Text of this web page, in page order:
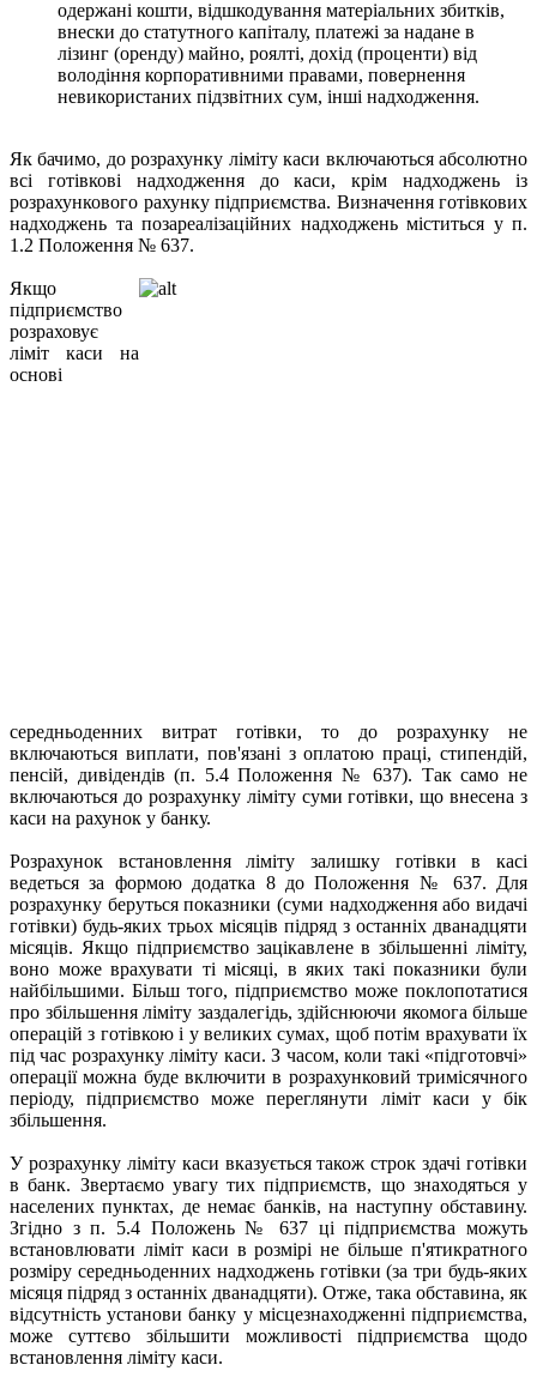
одержані кошти, відшкодування матеріальних збитків,
внески до статутного капіталу, платежі за надане в
лізинг (оренду) майно, роялті, дохід (проценти) від
володіння корпоративними правами, повернення
невикористаних підзвітних сум, інші надходження.
Як бачимо, до розрахунку ліміту каси включаються абсолютно
всі готівкові надходження до каси, крім надходжень із
розрахункового рахунку підприємства. Визначення готівкових
надходжень та позареалізаційних надходжень міститься у п.
1.2 Положення № 637.
Якщо
підприємство
розраховує
ліміт каси на
основі
середньоденних витрат готівки, то до розрахунку не
включаються виплати, пов'язані з оплатою праці, стипендій,
пенсій, дивідендів (п. 5.4 Положення № 637). Так само не
включаються до розрахунку ліміту суми готівки, що внесена з
каси на рахунок у банку.
Розрахунок встановлення ліміту залишку готівки в касі
ведеться за формою додатка 8 до Положення № 637. Для
розрахунку беруться показники (суми надходження або видачі
готівки) будь-яких трьох місяців підряд з останніх дванадцяти
місяців. Якщо підприємство зацікавлене в збільшенні ліміту,
воно може врахувати ті місяці, в яких такі показники були
найбільшими. Більш того, підприємство може поклопотатися
про збільшення ліміту заздалегідь, здійснюючи якомога більше
операцій з готівкою і у великих сумах, щоб потім врахувати їх
під час розрахунку ліміту каси. З часом, коли такі «підготовчі»
операції можна буде включити в розрахунковий тримісячного
періоду, підприємство може переглянути ліміт каси у бік
збільшення.
У розрахунку ліміту каси вказується також строк здачі готівки
в банк. Звертаємо увагу тих підприємств, що знаходяться у
населених пунктах, де немає банків, на наступну обставину.
Згідно з п. 5.4 Положень № 637 ці підприємства можуть
встановлювати ліміт каси в розмірі не більше п'ятикратного
розміру середньоденних надходжень готівки (за три будь-яких
місяця підряд з останніх дванадцяти). Отже, така обставина, як
відсутність установи банку у місцезнаходженні підприємства,
може суттєво збільшити можливості підприємства щодо
встановлення ліміту каси.